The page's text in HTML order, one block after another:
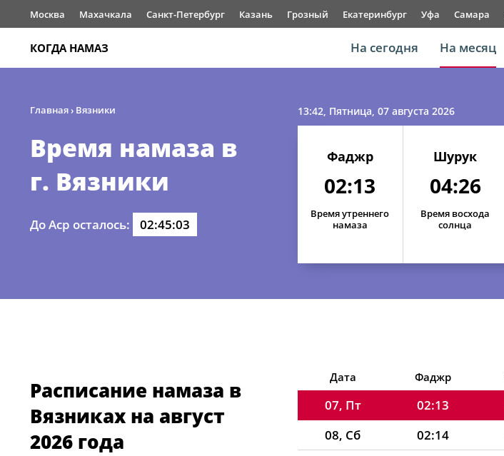
Москва Махачкала Санкт-Петербург Казань Грозный Екатеринбург Уфа Самара
КОГДА НАМАЗ На сегодня На месяц
Главная› Вязники
Время намаза в
г. Вязники
До Аср осталось: 02:45:03
13:42, Пятница, 07 августа 2026
Фаджр
02:13
Время утреннего
намаза
Шурук
04:26
Время восхода
солнца
Расписание намаза в
Вязниках на август
2026 года
Дата Фаджр
01, Сб 02:08
06, Чт
02:12
07, Пт
02:13
08, Сб
02:14